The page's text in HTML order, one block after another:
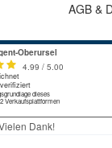
AGB &